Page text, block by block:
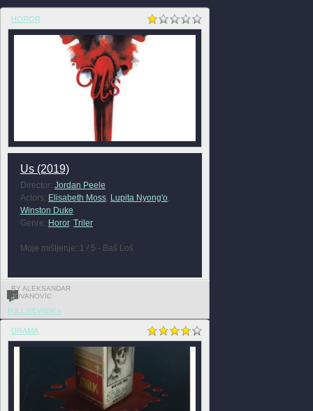
HOROR
Us (2019)
Director: Jordan Peele
Actors: Elisabeth Moss, Lupita Nyong'o,
Winston Duke
Genre: Horor, Triler
Moje mišljenje: 1 / 5 - Baš Loš
BY ALEKSANDAR
JOVANOVIC
0
FULL REVIEW »
DRAMA